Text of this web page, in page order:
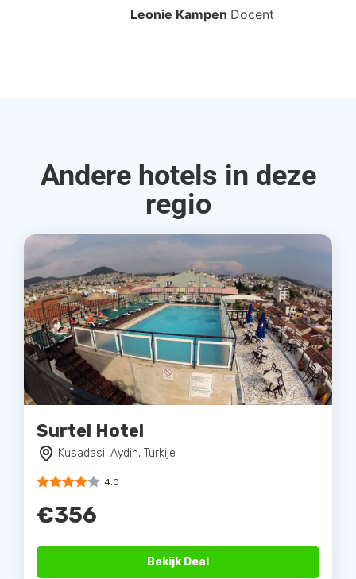
Leonie Kampen Docent
Andere hotels in deze
regio
Surtel Hotel
Kusadasi, Aydin, Turkije
4.0
€356
Bekijk Deal